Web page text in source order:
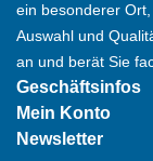
ein besonderer
Auswahl und
an und berät Sie
Geschäftsinfos
Mein Konto
Newsletter